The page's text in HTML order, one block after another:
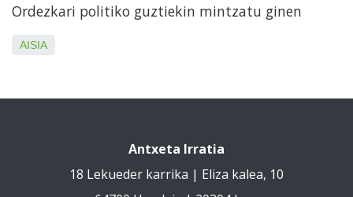
Ordezkari politiko guztiekin mintzatu ginen
AISIA
Antxeta Irratia
18 Lekueder karrika | Eliza kalea, 10